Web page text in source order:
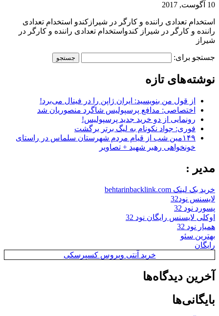
10 آگوست, 2017
استخدام تعدادی راننده و کارگر در شیرازکندو استخدام تعدادی
راننده و کارگر در شیراز کندواستخدام تعدادی راننده و کارگر در
شیراز
جستجو برای:
نوشته‌های تازه
از قول من بنویسید: ایران ژاپن را در فینال می‌برد!
اختصاصی: مدافع پرسپولیس شاگرد منصوریان شد
رونمایی از دو خرید جدید پرسپولیس!
فوری: جواد نکونام به لیگ برتر برگشت
۱۴۹مین شب از قیام مردم شهرستان سلماس در راستای
خونخواهی رهبر شهید + تصاویر
مدیر :
خرید بک لینک behtarinbacklink.com
لایسنس نود32
پسورد نود 32
اوکلی لایسنس رایگان نود 32
همیار نود 32
بهترین سئو
رایگان
خرید آنتی ویروس کسپرسکی
آخرین دیدگاه‌ها
بایگانی‌ها